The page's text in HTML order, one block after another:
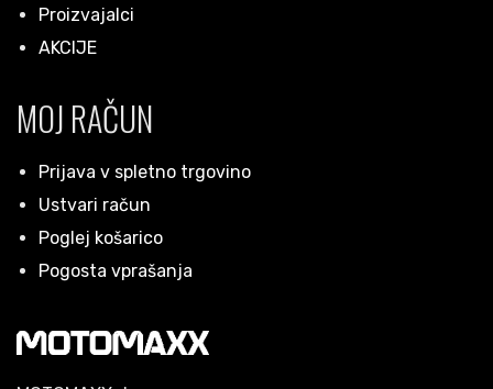
Proizvajalci
AKCIJE
MOJ RAČUN
Prijava v spletno trgovino
Ustvari račun
Poglej košarico
Pogosta vprašanja